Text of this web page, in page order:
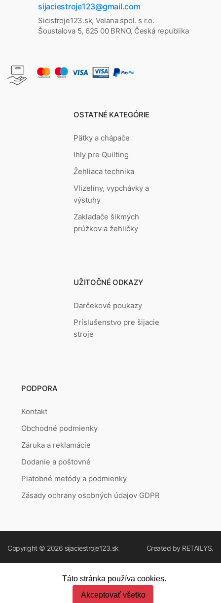
sijaciestroje123@gmail.com
Sicistroje123.sk, Velana spol. s r.o.
Šoustalova 5, 625 00 BRNO, Česká republika
OSTATNÉ KATEGÓRIE
Pätky a chápače
Ihly pre Quilting
Žehliaca technika
Vlizelíny, vypchávky a
výstuhy
Zakladače šikmých
prúžkov a žehličky
UŽITOČNÉ ODKAZY
Darčekové poukazy
Príslušenstvo pre šijacie
stroje
PODPORA
Kontakt
Obchodné podmienky
Záruka a reklamácie
Dodanie a poštovné
Platobné metódy a podmienky
Zásady ochrany osobných údajov GDPR
Copyright © 2026 sijaciestroje123.sk Created by RETAILYS.
Táto stránka používa cookies.
Akceptovať všetko